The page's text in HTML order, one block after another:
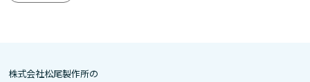
株式会社松尾製作所の